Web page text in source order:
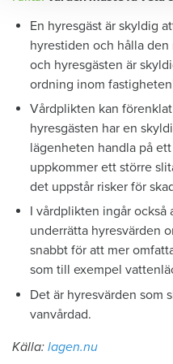
En hyresgäst är skyldig
hyrestiden och hålla
och hyresgästen är
ordning inom
Vårdplikten kan
hyresgästen har en
lägenheten handla på
uppkommer ett större
det uppstår risker för
I vårdplikten ingår också
underrätta hyresvärden
snabbt för att mer
som till exempel
Det är hyresvärden som
vanvårdad.
Källa: lagen.nu